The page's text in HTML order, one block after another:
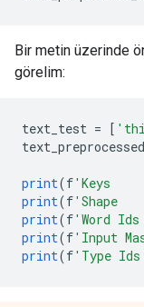
Bir metin üzerinde
görelim:
text_test = [
text_preprocessed
print(f'Keys
print(f'Shape
print(f'Word
print(f'Input
print(f'Type